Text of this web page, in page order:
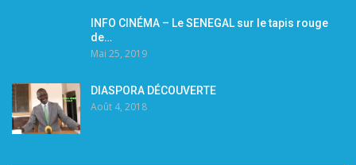
INFO CINÉMA – Le SENEGAL sur le tapis rouge
de…
Mai 25, 2019
DIASPORA DÉCOUVERTE
Août 4, 2018